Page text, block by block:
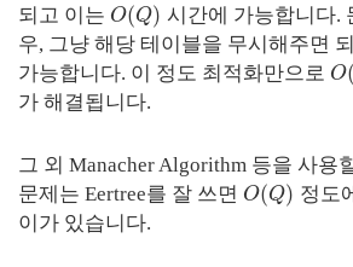
되고 이는 O(Q) 시간에 가능합니다.
우, 그냥 해당 테이블을 무시해주면
가능합니다. 이 정도 최적화만으로 O(
가 해결됩니다.
그 외 Manacher Algorithm 등을 사용
문제는 Eertree를 잘 쓰면 O(Q) 정도
이가 있습니다.